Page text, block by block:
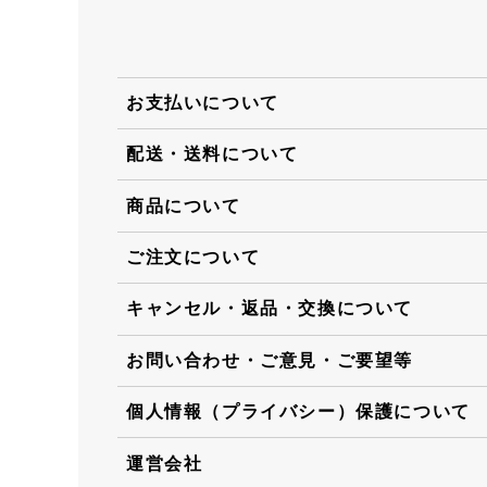
お支払いについて
配送・送料について
商品について
ご注文について
キャンセル・返品・交換について
お問い合わせ・ご意見・ご要望等
個人情報（プライバシー）保護について
運営会社